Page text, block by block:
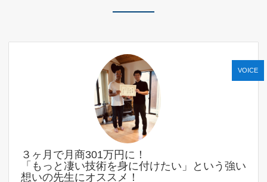
３ヶ月で月商301万円に！
「もっと凄い技術を身に付けたい」という強い
想いの先生にオススメ！
VOICE